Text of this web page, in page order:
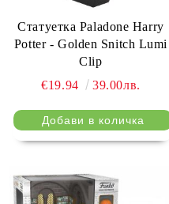
Статуетка Paladone Harry
Potter - Golden Snitch Lumi
Clip
€19.94
39.00лв.